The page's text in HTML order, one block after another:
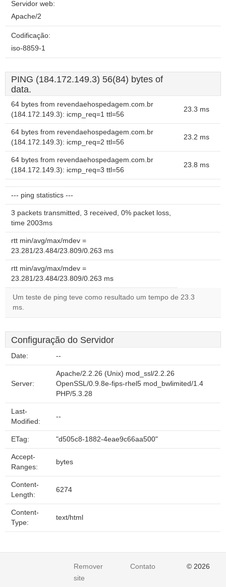
Servidor web:
Apache/2
Codificação:
iso-8859-1
PING (184.172.149.3) 56(84) bytes of
data.
64 bytes from revendaehospedagem.com.br
(184.172.149.3): icmp_req=1 ttl=56
23.3 ms
64 bytes from revendaehospedagem.com.br
(184.172.149.3): icmp_req=2 ttl=56
23.2 ms
64 bytes from revendaehospedagem.com.br
(184.172.149.3): icmp_req=3 ttl=56
23.8 ms
--- ping statistics ---
3 packets transmitted, 3 received, 0% packet loss,
time 2003ms
rtt min/avg/max/mdev =
23.281/23.484/23.809/0.263 ms
rtt min/avg/max/mdev =
23.281/23.484/23.809/0.263 ms
Um teste de ping teve como resultado um tempo de 23.3
ms.
Configuração do Servidor
Date: --
Server:
Apache/2.2.26 (Unix) mod_ssl/2.2.26
OpenSSL/0.9.8e-fips-rhel5 mod_bwlimited/1.4
PHP/5.3.28
Last-
Modified:
--
ETag: "d505c8-1882-4eae9c66aa500"
Accept-
Ranges:
bytes
Content-
Length:
6274
Content-
Type:
text/html
Remover
site
Contato © 2026